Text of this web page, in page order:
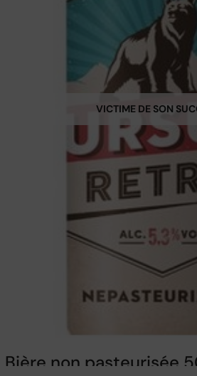
VICTIME DE SON
Bière non pasteurisée